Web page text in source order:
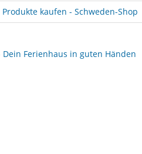
kaufen - Schweden-Shop